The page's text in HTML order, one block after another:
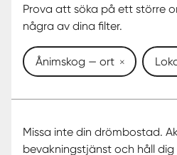
Prova att söka på ett större
några av dina filter.
Ånimskog — ort
Missa inte din drömbostad.
bevakningstjänst och håll